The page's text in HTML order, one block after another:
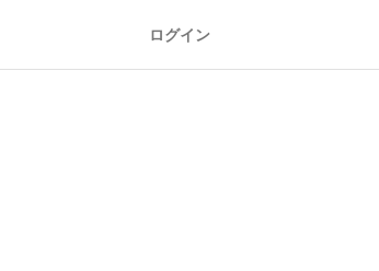
ログイン